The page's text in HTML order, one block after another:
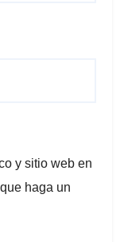
y sitio web en
haga un